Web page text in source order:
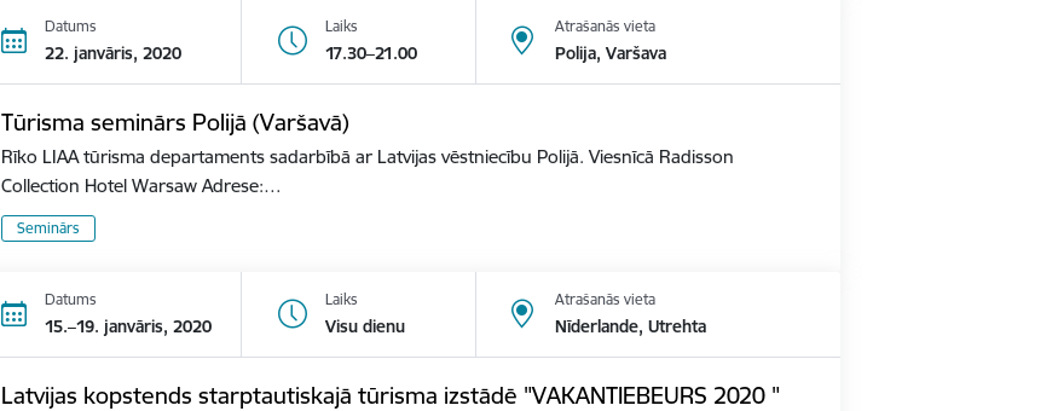
Datums
22. janvāris, 2020
Laiks
17.30–21.00
Atrašanās vieta
Polija, Varšava
Tūrisma seminārs Polijā (Varšavā)
Rīko LIAA tūrisma departaments sadarbībā ar Latvijas vēstniecību Polijā. Viesnīcā Radisson
Collection Hotel Warsaw Adrese:…
Seminārs
Datums
15.–19. janvāris, 2020
Laiks
Visu dienu
Atrašanās vieta
Nīderlande, Utrehta
Latvijas kopstends starptautiskajā tūrisma izstādē "VAKANTIEBEURS 2020 "